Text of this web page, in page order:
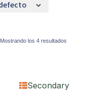
Mostrando los 4 resultados
Secondary